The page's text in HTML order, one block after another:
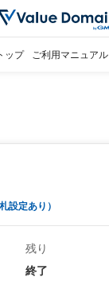
ップ ご利用マニュアル
設定あり）
残り
終了